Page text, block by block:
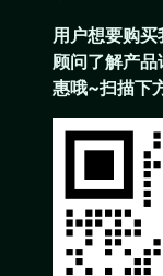
用户想要购买
顾问了解产
惠哦~扫描下